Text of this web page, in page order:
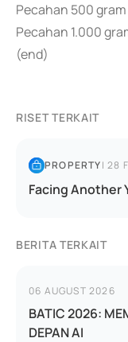
Pecahan 500
Pecahan 1.000
(end)
RISET TERKAIT
PROPERTY|28
Facing Another
BERITA TERKAIT
06 AUGUST 2026
BATIC 2026:
DEPAN AI